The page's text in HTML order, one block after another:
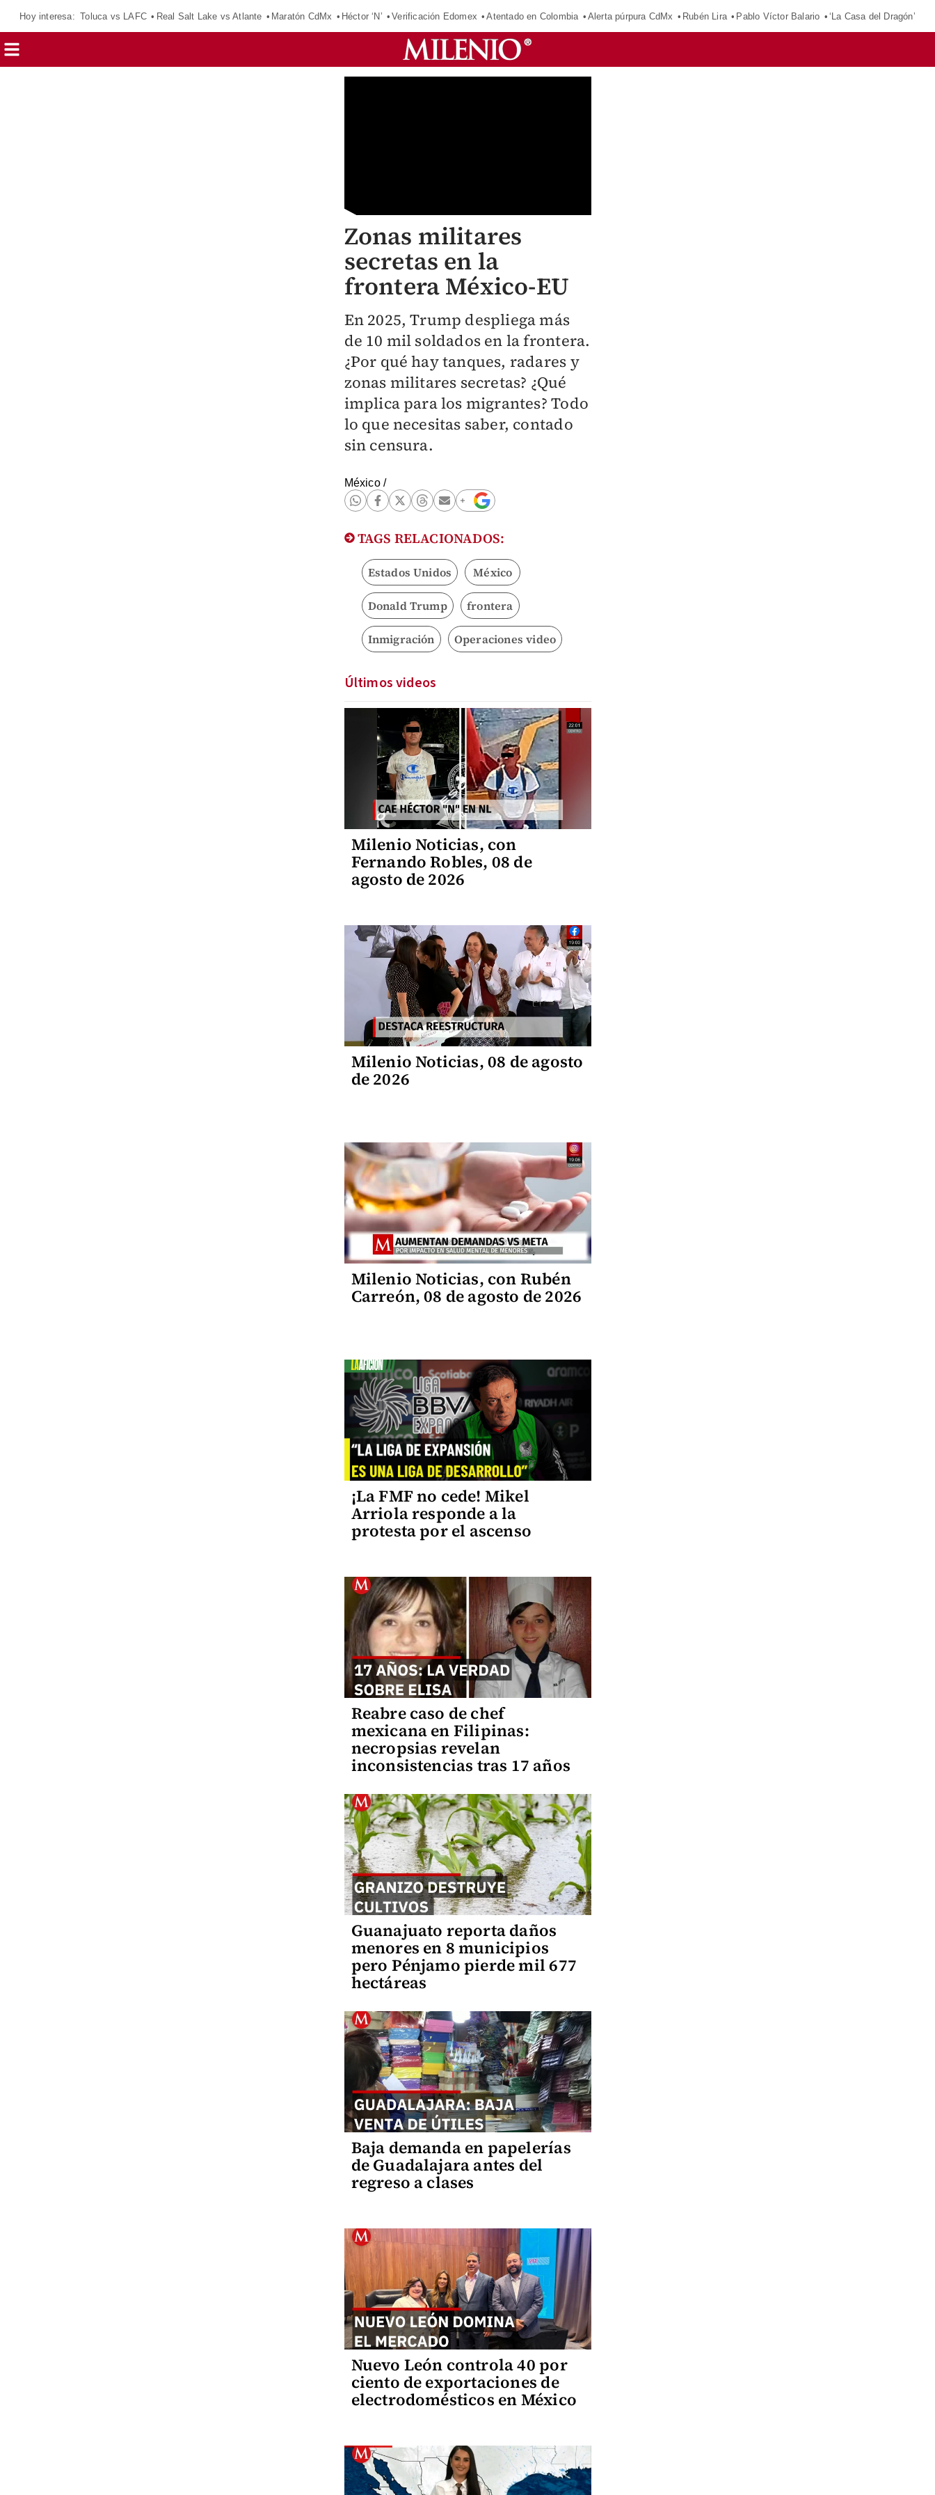
Hoy interesa: Toluca vs LAFC Real Salt Lake vs Atlante Maratón CdMx Héctor ‘N’ Verificación Edomex Atentado en Colombia Alerta púrpura CdMx Rubén Lira Pablo Víctor Balario ‘La Casa del Dragón’
Zonas militares
secretas en la
frontera México-EU
En 2025, Trump despliega más
de 10 mil soldados en la frontera.
¿Por qué hay tanques, radares y
zonas militares secretas? ¿Qué
implica para los migrantes? Todo
lo que necesitas saber, contado
sin censura.
México/
TAGS RELACIONADOS:
Estados Unidos México
Donald Trump frontera
Inmigración Operaciones video
Últimos videos
Milenio Noticias, con
Fernando Robles, 08 de
agosto de 2026
Milenio Noticias, 08 de agosto
de 2026
Milenio Noticias, con Rubén
Carreón, 08 de agosto de 2026
¡La FMF no cede! Mikel
Arriola responde a la
protesta por el ascenso
Reabre caso de chef
mexicana en Filipinas:
necropsias revelan
inconsistencias tras 17 años
Guanajuato reporta daños
menores en 8 municipios
pero Pénjamo pierde mil 677
hectáreas
Baja demanda en papelerías
de Guadalajara antes del
regreso a clases
Nuevo León controla 40 por
ciento de exportaciones de
electrodomésticos en México